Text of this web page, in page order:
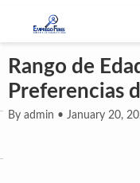
Rango de
Preferencias
By admin • January 20,